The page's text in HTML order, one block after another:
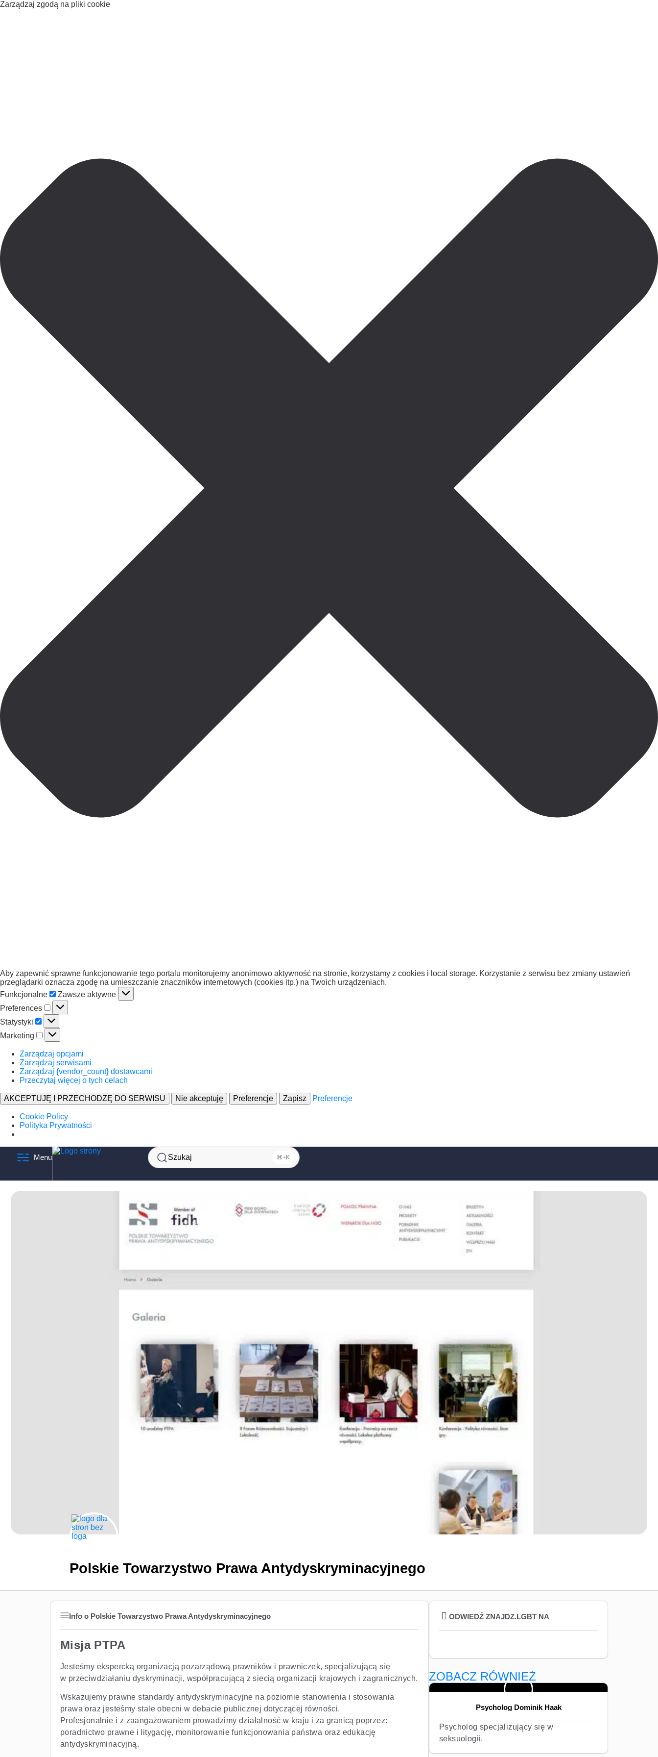
Zarządzaj zgodą na pliki cookie
Aby zapewnić sprawne funkcjonowanie tego portalu monitorujemy anonimowo aktywność na stronie, korzystamy z cookies i local storage. Korzystanie z serwisu bez zmiany ustawień
przeglądarki oznacza zgodę na umieszczanie znaczników internetowych (cookies itp.) na Twoich urządzeniach.
Funkcjonalne
Zawsze aktywne
Preferences
Statystyki
Marketing
Zarządzaj opcjami
Zarządzaj serwisami
Zarządzaj {vendor_count} dostawcami
Przeczytaj więcej o tych celach
AKCEPTUJĘ I PRZECHODZĘ DO SERWISU Nie akceptuję Preferencje Zapisz Preferencje
Cookie Policy
Polityka Prywatności
Menu Szukaj ⌘+K
Polskie Towarzystwo Prawa Antydyskryminacyjnego
Info o Polskie Towarzystwo Prawa Antydyskryminacyjnego
Misja PTPA
Jesteśmy ekspercką organizacją pozarządową prawników i prawniczek, specjalizującą się
w przeciwdziałaniu dyskryminacji, współpracującą z siecią organizacji krajowych i zagranicznych.
Wskazujemy prawne standardy antydyskryminacyjne na poziomie stanowienia i stosowania
prawa oraz jesteśmy stale obecni w debacie publicznej dotyczącej równości.
Profesjonalnie i z zaangażowaniem prowadzimy działalność w kraju i za granicą poprzez:
poradnictwo prawne i litygację, monitorowanie funkcjonowania państwa oraz edukację
antydyskryminacyjną.
ODWIEDŹ ZNAJDZ.LGBT NA
ZOBACZ RÓWNIEŻ
Psycholog Dominik Haak
Psycholog specjalizujący się w
seksuologii.